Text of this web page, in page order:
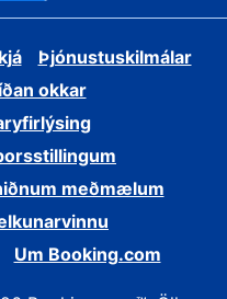
Þjónustuskilmálar
okkar
meðmælum
Um Booking.com